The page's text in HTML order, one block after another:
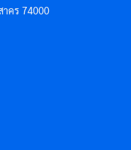
คร 74000